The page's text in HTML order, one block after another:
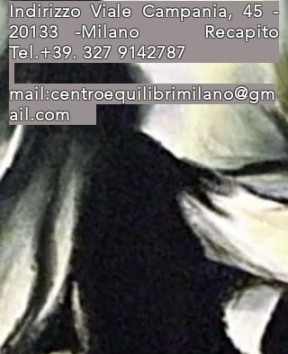
Indirizzo Viale Campania,45 -
20133-Milano Recapito
Tel.+39. 327 9142787
mail:centroequilibrimilano@gm
ail.com